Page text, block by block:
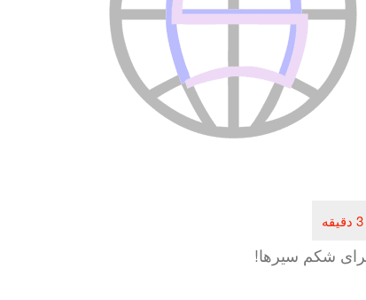
شكم سیرها!